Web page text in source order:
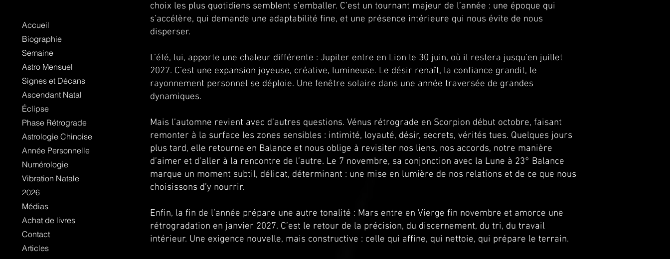
Accueil
Biographie
Semaine
Astro Mensuel
Signes et Décans
Ascendant Natal
Éclipse
Phase Rétrograde
Astrologie Chinoise
Année Personnelle
Numérologie
Vibration Natale
2026
Médias
Achat de livres
Contact
Articles
choix les plus quotidiens semblent s’emballer. C’est un tournant majeur de l’année : une époque qui
s’accélère, qui demande une adaptabilité fine, et une présence intérieure qui nous évite de nous
disperser.
L’été, lui, apporte une chaleur différente : Jupiter entre en Lion le 30 juin, où il restera jusqu’en juillet
2027. C’est une expansion joyeuse, créative, lumineuse. Le désir renaît, la confiance grandit, le
rayonnement personnel se déploie. Une fenêtre solaire dans une année traversée de grandes
dynamiques.
Mais l’automne revient avec d’autres questions. Vénus rétrograde en Scorpion début octobre, faisant
remonter à la surface les zones sensibles : intimité, loyauté, désir, secrets, vérités tues. Quelques jours
plus tard, elle retourne en Balance et nous oblige à revisiter nos liens, nos accords, notre manière
d’aimer et d’aller à la rencontre de l’autre. Le 7 novembre, sa conjonction avec la Lune à 23° Balance
marque un moment subtil, délicat, déterminant : une mise en lumière de nos relations et de ce que nous
choisissons d’y nourrir.
Enfin, la fin de l’année prépare une autre tonalité : Mars entre en Vierge fin novembre et amorce une
rétrogradation en janvier 2027. C’est le retour de la précision, du discernement, du tri, du travail
intérieur. Une exigence nouvelle, mais constructive : celle qui affine, qui nettoie, qui prépare le terrain.